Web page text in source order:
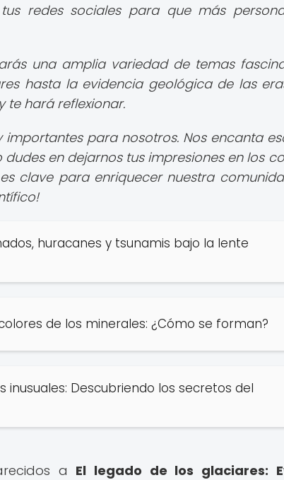
redes sociales para que más
una amplia variedad de temas
hasta la evidencia geológica de las
te hará reflexionar.
para nosotros. Nos encanta
en dejarnos tus impresiones en los
clave para enriquecer nuestra
huracanes y tsunamis bajo la lente
de los minerales: ¿Cómo se forman?
Descubriendo los secretos del
a El legado de los glaciares: